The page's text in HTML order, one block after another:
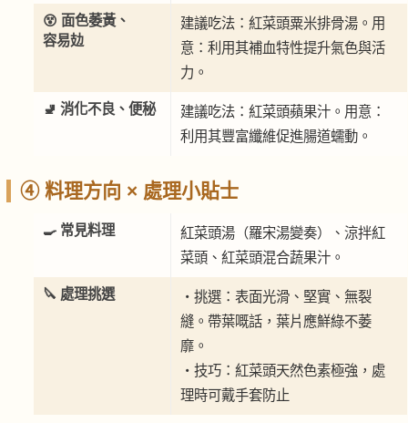
😵 面色萎黃、
容易攰
建議吃法：紅菜頭粟米排骨湯。用
意：利用其補血特性提升氣色與活
力。
🚽 消化不良、便秘
建議吃法：紅菜頭蘋果汁。用意：
利用其豐富纖維促進腸道蠕動。
④ 料理方向 × 處理小貼士
🍳 常見料理
紅菜頭湯（羅宋湯變奏）、涼拌紅
菜頭、紅菜頭混合蔬果汁。
🔪 處理挑選
・挑選：表面光滑、堅實、無裂
縫。帶葉嘅話，葉片應鮮綠不萎
靡。
・技巧：紅菜頭天然色素極強，處
理時可戴手套防止